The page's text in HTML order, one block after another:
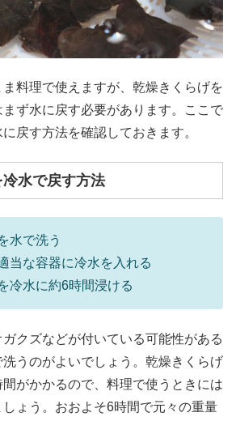
料理で使えますが、乾燥きくらげを
ず水に戻す必要があります。ここで
戻す方法を確認しておきます。
水で戻す方法
水で洗う
当な容器に冷水を入れる
冷水に約6時間浸ける
クズなどが付いている可能性がある
うのがよいでしょう。乾燥きくらげ
がかかるので、料理で使うときには
ょう。おおよそ6時間で元々の重量